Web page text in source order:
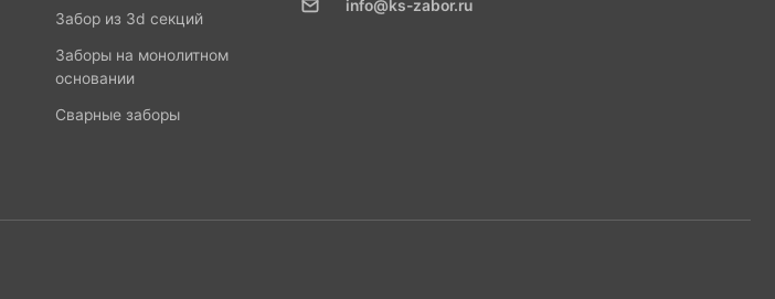
Забор из 3d секций
Заборы на монолитном
основании
Сварные заборы
info@ks-zabor.ru